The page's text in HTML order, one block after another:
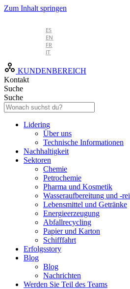
Zum Inhalt springen
ES
EN
FR
IT
KUNDENBEREICH
Kontakt
Suche
Suche
Lidering
Über uns
Technische Informationen
Nachhaltigkeit
Sektoren
Chemie
Petrochemie
Pharma und Kosmetik
Wasseraufbereitung und -
Lebensmittel und Getränke
Energieerzeugung
Abfallrecycling
Papier und Karton
Schifffahrt
Erfolgsstory
Blog
Blog
Nachrichten
Werden Sie Teil des Teams